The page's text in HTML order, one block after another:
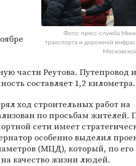
Фото: пресс-служба
транспорта и дорожной
части Реутова. Путепровод
составляет 1,2 километра.
ход строительных работ на
по просьбам жителей.
сети имеет
особенно выделил
(МЦД), который, по его
качество жизни людей.